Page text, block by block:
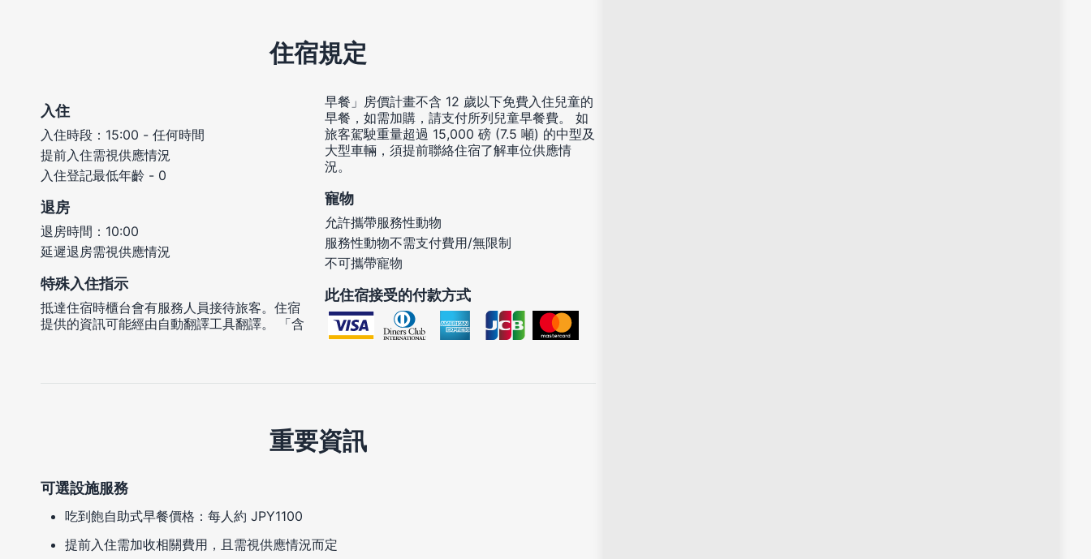
住宿規定
入住
入住時段：15:00 - 任何時間
提前入住需視供應情況
入住登記最低年齡 - 0
退房
退房時間：10:00
延遲退房需視供應情況
特殊入住指示
抵達住宿時櫃台會有服務人員接待旅客。住宿
提供的資訊可能經由自動翻譯工具翻譯。 「含
早餐」房價計畫不含 12 歲以下免費入住兒童的
早餐，如需加購，請支付所列兒童早餐費。 如
旅客駕駛重量超過 15,000 磅 (7.5 噸) 的中型及
大型車輛，須提前聯絡住宿了解車位供應情
況。
寵物
允許攜帶服務性動物
服務性動物不需支付費用/無限制
不可攜帶寵物
此住宿接受的付款方式
重要資訊
可選設施服務
吃到飽自助式早餐價格：每人約 JPY1100
提前入住需加收相關費用，且需視供應情況而定